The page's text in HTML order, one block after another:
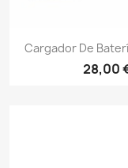
Vista
Cargador De
28,00